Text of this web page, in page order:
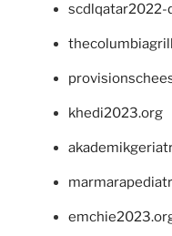
scdlqatar2022-
khedi2023.org